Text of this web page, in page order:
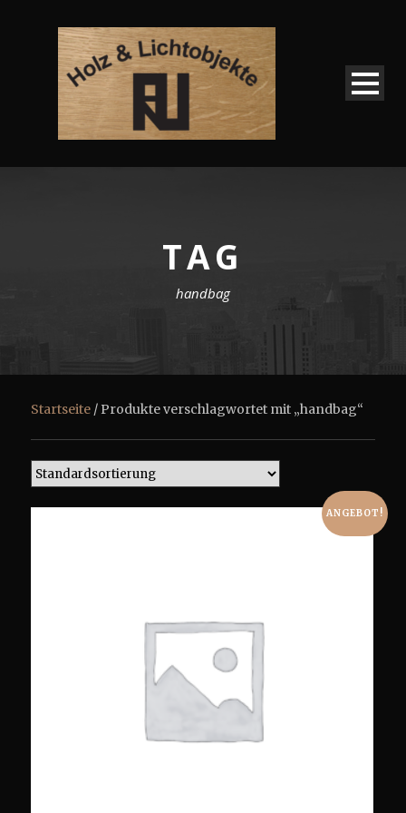
TAG
handbag
Startseite / Produkte verschlagwortet mit „handbag“
ANGEBOT!